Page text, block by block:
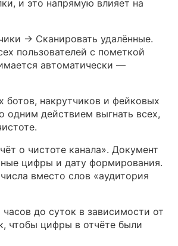
и это напрямую влияет на
→ Сканировать удалённые.
пользователей с пометкой
автоматически —
ботов, накрутчиков и фейковых
одним действием выгнать всех,
о чистоте канала». Документ
цифры и дату формирования.
вместо слов «аудитория
до суток в зависимости от
чтобы цифры в отчёте были